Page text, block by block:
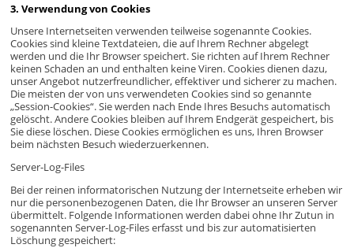
3. Verwendung von Cookies
Unsere Internetseiten verwenden teilweise sogenannte Cookies.
Cookies sind kleine Textdateien, die auf Ihrem Rechner abgelegt
werden und die Ihr Browser speichert. Sie richten auf Ihrem Rechner
keinen Schaden an und enthalten keine Viren. Cookies dienen dazu,
unser Angebot nutzerfreundlicher, effektiver und sicherer zu machen.
Die meisten der von uns verwendeten Cookies sind so genannte
„Session-Cookies“. Sie werden nach Ende Ihres Besuchs automatisch
gelöscht. Andere Cookies bleiben auf Ihrem Endgerät gespeichert, bis
Sie diese löschen. Diese Cookies ermöglichen es uns, Ihren Browser
beim nächsten Besuch wiederzuerkennen.
Server-Log-Files
Bei der reinen informatorischen Nutzung der Internetseite erheben wir
nur die personenbezogenen Daten, die Ihr Browser an unseren Server
übermittelt. Folgende Informationen werden dabei ohne Ihr Zutun in
sogenannten Server-Log-Files erfasst und bis zur automatisierten
Löschung gespeichert: